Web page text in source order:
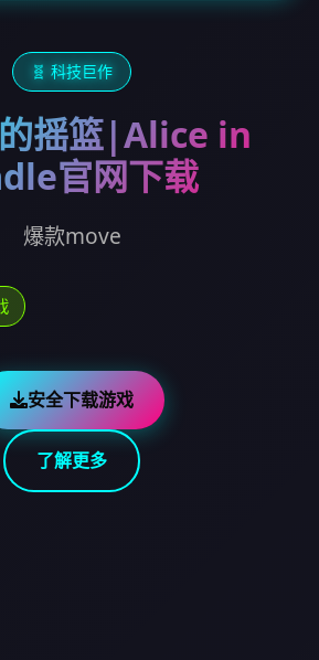
🧬 科技巨作
摇篮|Alice in
官网下载
爆款move
安全下载游戏
了解更多